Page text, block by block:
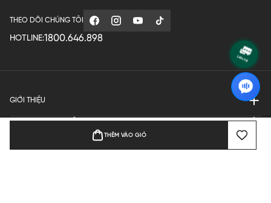
THÊM VÀO GIỎ
THEO DÕI CHÚNG TÔI
HOTLINE:1800.646.898
GIỚI THIỆU
QUY ĐỊNH HOẠT ĐỘNG